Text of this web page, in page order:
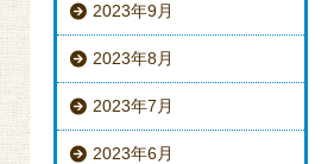
2023年9月
2023年8月
2023年7月
2023年6月